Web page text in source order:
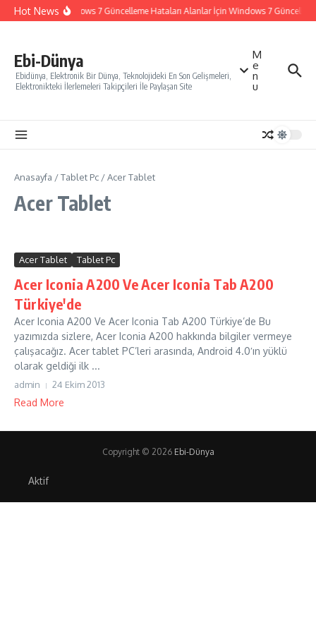
İçeriğe atla
Hot NewsWindows 7 Güncelleme Hataları Alanlar İçin Windows 7
Ebi-Dünya
Ebidünya, Elektronik Bir Dünya, Teknolojideki En Son Gelişmeleri,
Elektronikteki İlerlemeleri Takipçileri İle Paylaşan Site
M
e
n
u
Anasayfa /Tablet Pc /Acer Tablet
Acer Tablet
Acer Tablet Tablet Pc
Acer Iconia A200 Ve Acer Iconia Tab A200
Türkiye'de
Acer Iconia A200 Ve Acer Iconia Tab A200 Türkiye’de Bu
yazımızda sizlere, Acer Iconia A200 hakkında bilgiler vermeye
çalışacağız. Acer tablet PC’leri arasında, Android 4.0′ın yüklü
olarak geldiği ilk ...
admin 24 Ekim 2013
Read More
Copyright © 2026 Ebi-Dünya
Aktif